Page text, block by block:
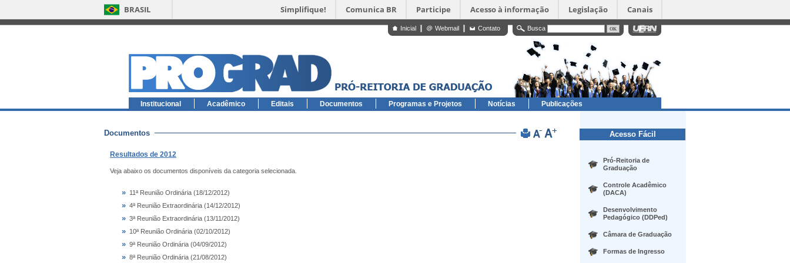
BRASIL Simplifique! Comunica BR Participe Acesso à informação Legislação Canais
Busca
Inicial Webmail Contato
Institucional Acadêmico Editais Documentos Programas e Projetos Notícias Publicações
Documentos
Resultados de 2012
Veja abaixo os documentos disponíveis da categoria selecionada.
» 11ª Reunião Ordinária (18/12/2012)
» 4ª Reunião Extraordinária (14/12/2012)
» 3ª Reunião Extraordinária (13/11/2012)
» 10ª Reunião Ordinária (02/10/2012)
» 9ª Reunião Ordinária (04/09/2012)
» 8ª Reunião Ordinária (21/08/2012)
Acesso Fácil
Pró-Reitoria de
Graduação
Controle Acadêmico
(DACA)
Desenvolvimento
Pedagógico (DDPed)
Câmara de Graduação
Formas de Ingresso